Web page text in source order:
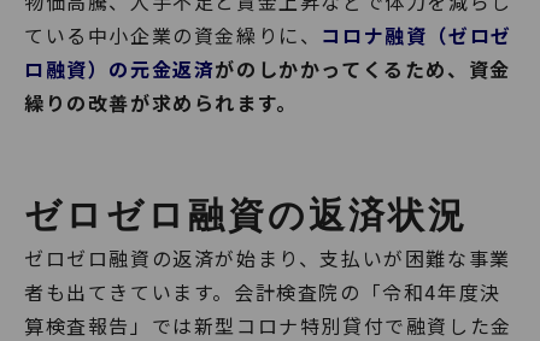
ている中小企業の資金繰りに、 コロナ融資（ゼロゼ
ロ融資）の元金返済がのしかかってくるため、資金
繰りの改善が求められます。
ゼロゼロ融資の返済状況
ゼロゼロ融資の返済が始まり、支払いが困難な事業
者も出てきています。会計検査院の「令和4年度決
算検査報告」では新型コロナ特別貸付で融資した金